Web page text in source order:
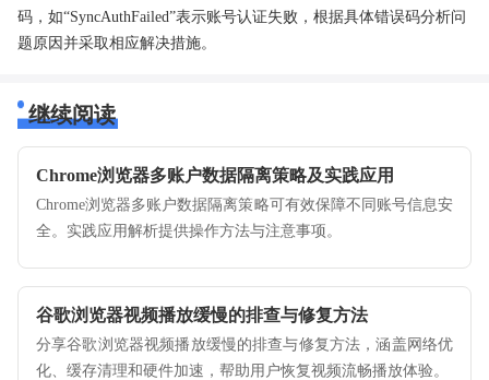
码，如“SyncAuthFailed”表示账号认证失败，根据具体错误码分析问
题原因并采取相应解决措施。
继续阅读
Chrome浏览器多账户数据隔离策略及实践应用
Chrome浏览器多账户数据隔离策略可有效保障不同账号信息安
全。实践应用解析提供操作方法与注意事项。
谷歌浏览器视频播放缓慢的排查与修复方法
分享谷歌浏览器视频播放缓慢的排查与修复方法，涵盖网络优
化、缓存清理和硬件加速，帮助用户恢复视频流畅播放体验。